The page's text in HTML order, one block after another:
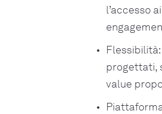
l’accesso
progettati,
value